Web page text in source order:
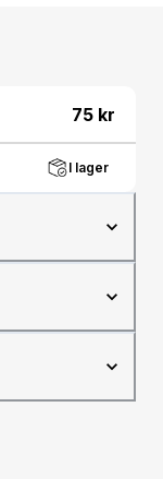
75 kr
I lager